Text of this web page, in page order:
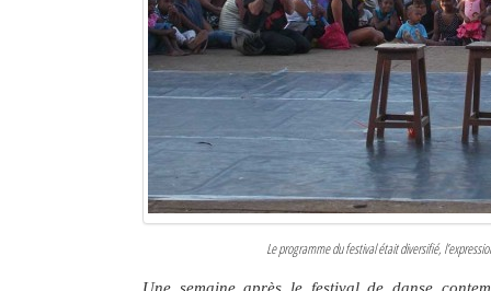
Le programme du festival était diversifié,
Une semaine après le festival de danse